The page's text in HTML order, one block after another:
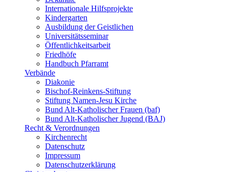
Internationale Hilfsprojekte
Kindergarten
Ausbildung der Geistlichen
Universitätsseminar
Öffentlichkeitsarbeit
Friedhöfe
Handbuch Pfarramt
Verbände
Diakonie
Bischof-Reinkens-Stiftung
Stiftung Namen-Jesu Kirche
Bund Alt-Katholischer Frauen (baf)
Bund Alt-Katholischer Jugend (BAJ)
Recht & Verordnungen
Kirchenrecht
Datenschutz
Impressum
Datenschutzerklärung